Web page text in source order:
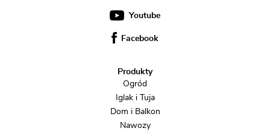
Youtube
Facebook
Produkty
Ogród
Iglak i Tuja
Dom i Balkon
Nawozy